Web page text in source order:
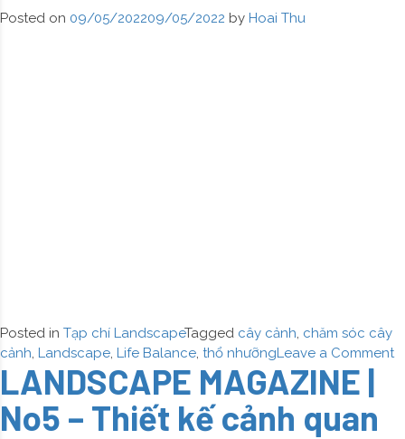
–
Posted on 09/05/202209/05/2022 by Hoai Thu
Posted in Tạp chí LandscapeTagged cây cảnh, chăm sóc cây
cảnh, Landscape, Life Balance, thổ nhưỡngLeave a Comment
LANDSCAPE MAGAZINE |
No5 – Thiết kế cảnh quan